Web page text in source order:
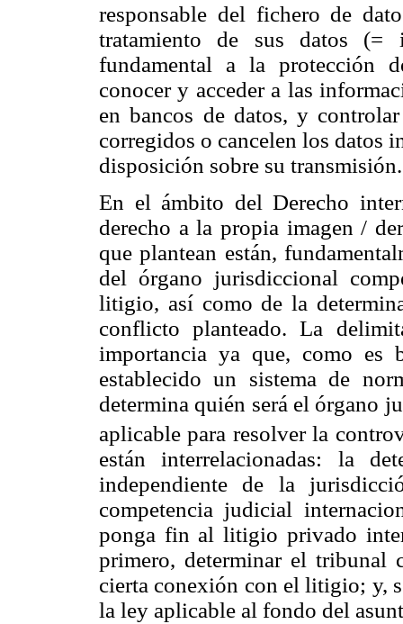
responsable del fichero de
tratamiento de sus datos (=
fundamental a la protección
conocer y acceder a las
en bancos de datos, y
corregidos o cancelen los datos
disposición sobre su transmisión.
En el ámbito del Derecho
derecho a la propia imagen /
que plantean están,
del órgano jurisdiccional
litigio, así como de la
conflicto planteado. La
importancia ya que, como es
establecido un sistema de
determina quién será el órgano
aplicable para resolver la
están interrelacionadas: la
independiente de la
competencia judicial
ponga fin al litigio privado
primero, determinar el tribunal
cierta conexión con el litigio; y,
la ley aplicable al fondo del